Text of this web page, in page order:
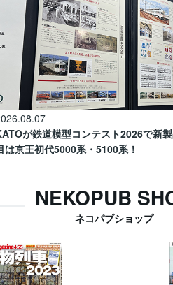
が鉄道模型コンテスト2026で新
は京王初代5000系・5100系！
NEKOPUB
ネコパブショップ